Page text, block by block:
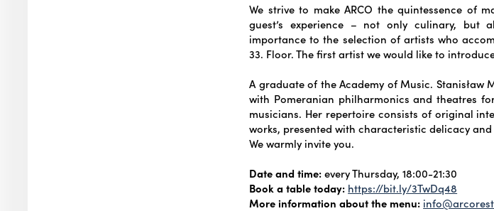
We strive to make ARCO the quintessence of
guest’s experience – not only culinary, but
importance to the selection of artists who
33. Floor. The first artist we would like to
A graduate of the Academy of Music. Stanisław
with Pomeranian philharmonics and theatres
musicians. Her repertoire consists of original
works, presented with characteristic delicacy and
We warmly invite you.
Date and time:every Thursday, 18:00-21:30
Book a table today: https://bit.ly/3TwDq48
More information about the menu: